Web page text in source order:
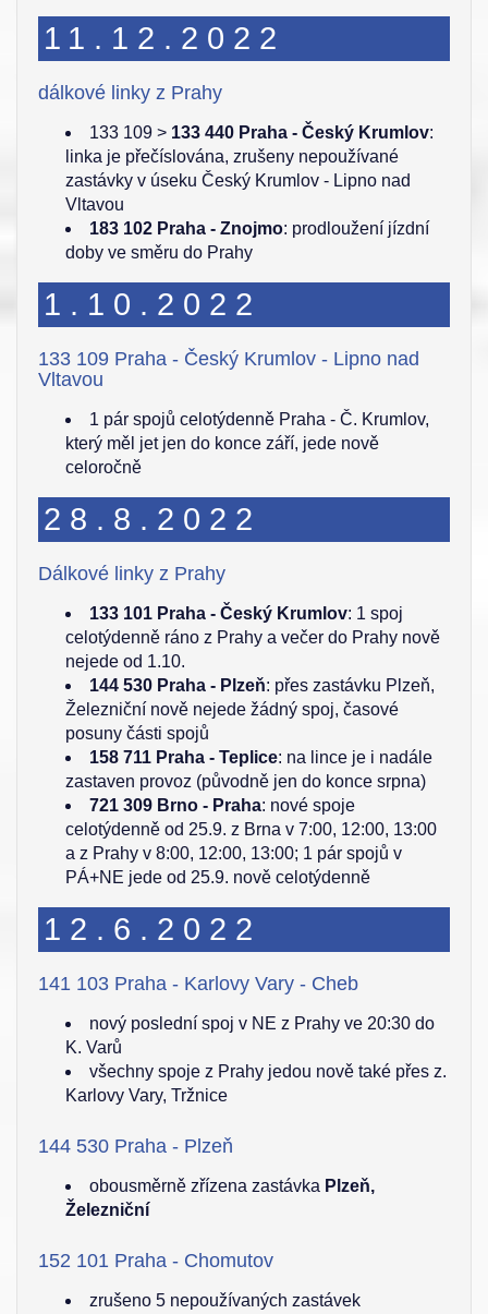
11.12.2022
dálkové linky z Prahy
133 109 > 133 440 Praha - Český Krumlov:
linka je přečíslována, zrušeny nepoužívané
zastávky v úseku Český Krumlov - Lipno nad
Vltavou
183 102 Praha - Znojmo: prodloužení jízdní
doby ve směru do Prahy
1.10.2022
133 109 Praha - Český Krumlov - Lipno nad
Vltavou
1 pár spojů celotýdenně Praha - Č. Krumlov,
který měl jet jen do konce září, jede nově
celoročně
28.8.2022
Dálkové linky z Prahy
133 101 Praha - Český Krumlov: 1 spoj
celotýdenně ráno z Prahy a večer do Prahy nově
nejede od 1.10.
144 530 Praha - Plzeň: přes zastávku Plzeň,
Železniční nově nejede žádný spoj, časové
posuny části spojů
158 711 Praha - Teplice: na lince je i nadále
zastaven provoz (původně jen do konce srpna)
721 309 Brno - Praha: nové spoje
celotýdenně od 25.9. z Brna v 7:00, 12:00, 13:00
a z Prahy v 8:00, 12:00, 13:00; 1 pár spojů v
PÁ+NE jede od 25.9. nově celotýdenně
12.6.2022
141 103 Praha - Karlovy Vary - Cheb
nový poslední spoj v NE z Prahy ve 20:30 do
K. Varů
všechny spoje z Prahy jedou nově také přes z.
Karlovy Vary, Tržnice
144 530 Praha - Plzeň
obousměrně zřízena zastávka Plzeň,
Železniční
152 101 Praha - Chomutov
zrušeno 5 nepoužívaných zastávek